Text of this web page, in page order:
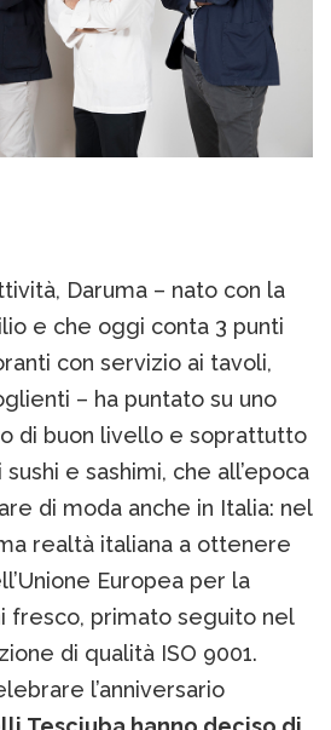
Daruma – nato con la
e che oggi conta 3 punti
con servizio ai tavoli,
– ha puntato su uno
di buon livello e soprattutto
e sashimi, che all’epoca
di moda anche in Italia: nel
realtà italiana a ottenere
Europea per la
fresco, primato seguito nel
di qualità ISO 9001.
l’anniversario